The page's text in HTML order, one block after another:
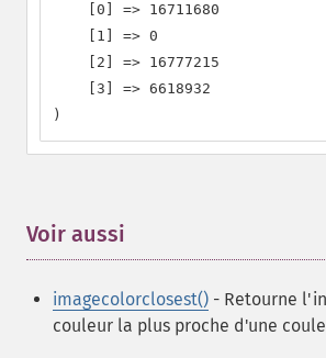
    [0] => 16711680
    [1] => 0
    [2] => 16777215
    [3] => 6618932
)
Voir aussi
imagecolorclosest() - Retourne
couleur la plus proche d'une